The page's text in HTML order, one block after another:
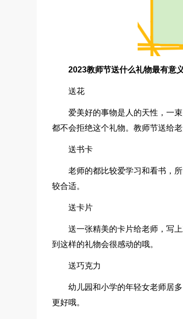
2023教师节送什么礼物最有意义
送花
爱美好的事物是人的天性，一
都不会拒绝这个礼物。教师节送给
送书卡
老师的都比较爱学习和看书，
较合适。
送卡片
送一张精美的卡片给老师，写
到这样的礼物会很感动的哦。
送巧克力
幼儿园和小学的年轻女老师居
更好哦。